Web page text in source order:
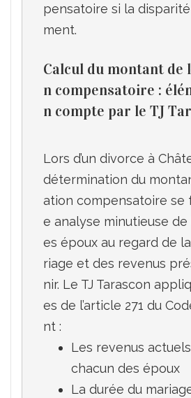
pensatoire si la
Calcul du montant de
n compensatoire :
n compte par le TJ
Lors d’un divorce à
détermination du
ation compensatoire se
e analyse minutieuse
es époux au regard de
riage et des revenus
nir. Le TJ Tarascon
es de l’article 271 du
Les revenus
chacun des époux
La durée du